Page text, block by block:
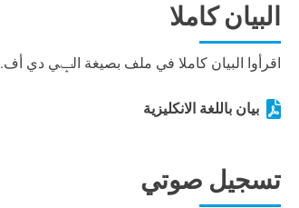
البيان كاملا
اقرأوا البيان كاملا في ملف بصيغة الݒي دي أف.
بيان باللغة الانكليزية
تسجيل صوتي